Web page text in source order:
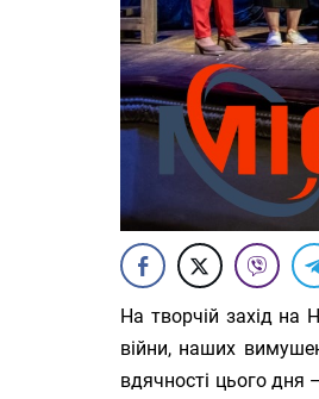
На творчій захід на
війни, наших
вдячності цього дня